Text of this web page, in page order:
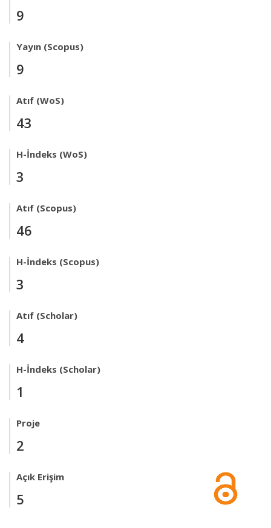
9
Yayın (Scopus)
9
Atıf (WoS)
43
H-İndeks (WoS)
3
Atıf (Scopus)
46
H-İndeks (Scopus)
3
Atıf (Scholar)
4
H-İndeks (Scholar)
1
Proje
2
Açık Erişim
5